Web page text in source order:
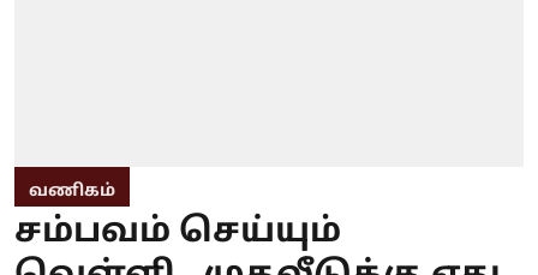
வணிகம்
சம்பவம் செய்யும்